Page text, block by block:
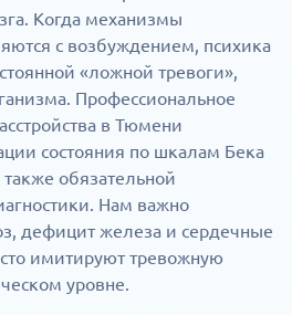
Когда механизмы
с возбуждением, психика
«ложной тревоги»,
Профессиональное
в Тюмени
состояния по шкалам Бека
также обязательной
Нам важно
дефицит железа и сердечные
имитируют тревожную
уровне.